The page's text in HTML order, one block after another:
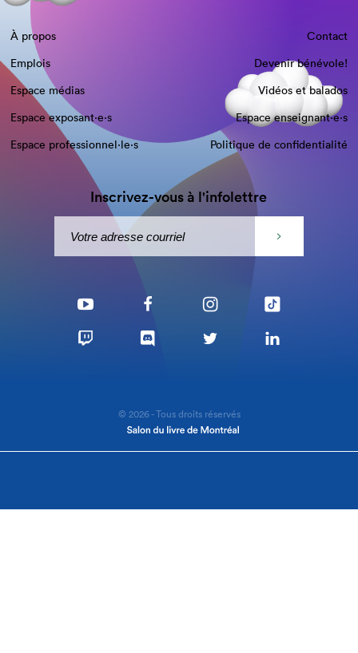
À propos
Contact
Emplois
Devenir bénévole!
Espace médias
Vidéos et balados
Espace exposant·e⋅s
Espace enseignant·e⋅s
Espace professionnel·le⋅s
Politique de confidentialité
Inscrivez-vous à l'infolettre
© 2026 - Tous droits réservés